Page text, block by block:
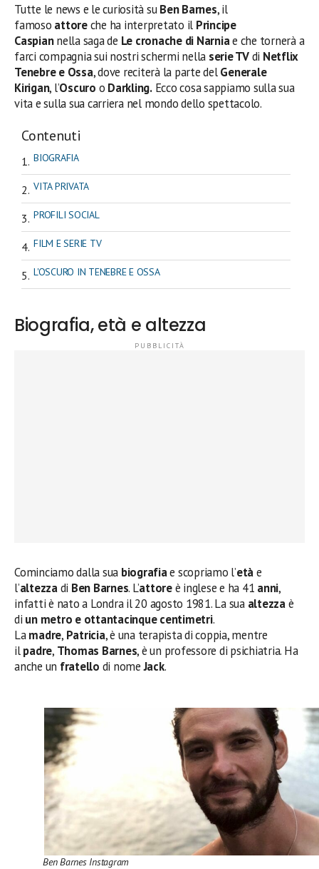
Tutte le news e le curiosità suBen Barnes, il
famoso attoreche ha interpretato il Principe
Caspiannella saga de Le cronache di Narniae che tornerà a
farci compagnia sui nostri schermi nella serie TVdi Netflix
Tenebre e Ossa, dove reciterà la parte delGenerale
Kirigan, l’Oscuro o Darkling.Ecco cosa sappiamo sulla sua
vita e sulla sua carriera nel mondo dello spettacolo.
Contenuti
BIOGRAFIA
VITA PRIVATA
PROFILI SOCIAL
FILM E SERIE TV
L'OSCURO IN TENEBRE E OSSA
Biografia, età e altezza
Cominciamo dalla sua biografiae scopriamo l’etàe
l’altezzadi Ben Barnes. L’attoreè inglese e ha 41 anni,
infatti è nato a Londra il 20 agosto 1981. La sua altezzaè
di un metro e ottantacinque centimetri.
Lamadre, Patricia, è una terapista di coppia, mentre
ilpadre, Thomas Barnes, è un professore di psichiatria. Ha
anche un fratello di nomeJack.
Ben Barnes Instagram